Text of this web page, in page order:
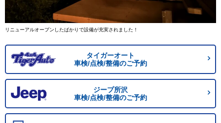
リニューアルオープンしたばかりで設備が充実されました！
タイガーオート
車検/点検/整備のご予約
ジープ所沢
車検/点検/整備のご予約